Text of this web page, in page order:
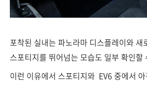
포착된 실내는 파노라마 디스플레이와 새
스포티지를 뛰어넘는 모습도 일부 확인할
이런 이유에서 스포티지와 EV6 중에서